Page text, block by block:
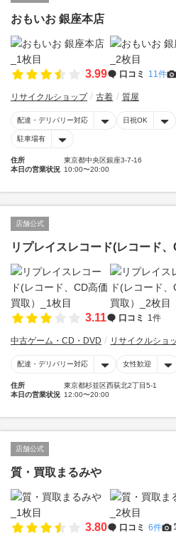
おもいお 銀座本店
3.99 口コミ 11件
リサイクルショップ 古着 質屋
配達・デリバリー対応 日祝OK
駐車場有
住所
東京都中央区銀座3-7-16
本日の営業状況 10:00〜20:00
店舗公式
リプレイスレコード(レコード、
3.11 口コミ 1件
中古ゲーム・CD・DVD リサイクルショ
配達・デリバリー対応 女性歓迎
住所
東京都杉並区西荻北2丁目5-1
本日の営業状況 12:00〜20:00
店舗公式
質・買取まるみや
3.80 口コミ 6件